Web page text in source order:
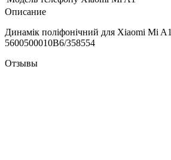
Описание
Динамік поліфонічний для Xiaomi Mi A1
5600500010B6/358554
Отзывы